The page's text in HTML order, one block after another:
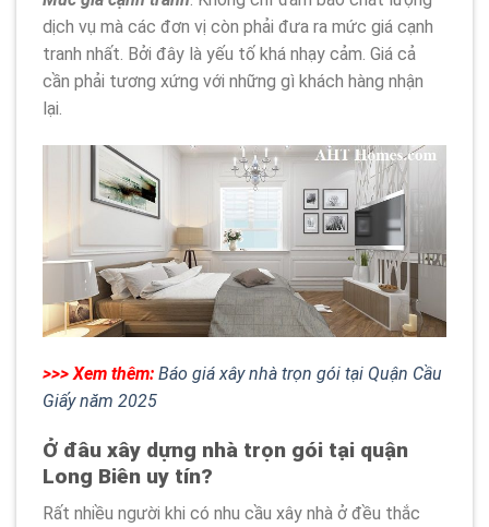
dịch vụ mà các đơn vị còn phải đưa ra mức giá cạnh
tranh nhất. Bởi đây là yếu tố khá nhạy cảm. Giá cả
cần phải tương xứng với những gì khách hàng nhận
lại.
>>> Xem thêm: Báo giá xây nhà trọn gói tại Quận Cầu
Giấy năm 2025
Ở đâu xây dựng nhà trọn gói tại quận
Long Biên uy tín?
Rất nhiều người khi có nhu cầu xây nhà ở đều thắc